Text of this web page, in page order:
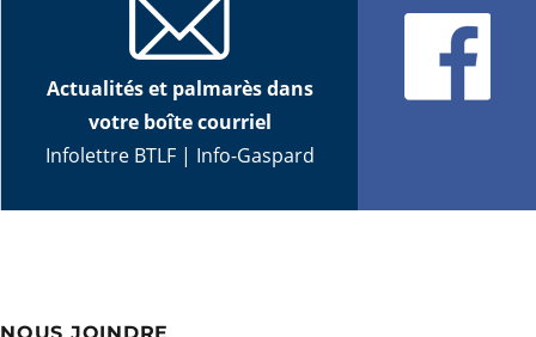
Actualités et palmarès dans
votre boîte courriel
Infolettre BTLF| Info-Gaspard